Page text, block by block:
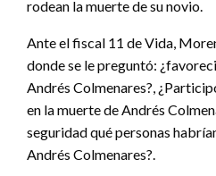
rodean la muerte de su novio.
Ante el fiscal 11 de Vida,
donde se le preguntó:
Andrés Colmenares?,
en la muerte de Andrés
seguridad qué personas
Andrés Colmenares?.